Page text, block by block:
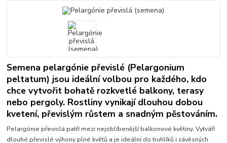
Semena pelargónie převislé (Pelargonium
peltatum) jsou ideální volbou pro každého, kdo
chce vytvořit bohatě rozkvetlé balkony, terasy
nebo pergoly. Rostliny vynikají dlouhou dobou
kvetení, převislým růstem a snadným pěstováním.
Pelargónie převislá patří mezi nejoblíbenější balkonové květiny. Vytváří
dlouhé převislé výhony plné květů a je ideální do truhlíků i závěsných